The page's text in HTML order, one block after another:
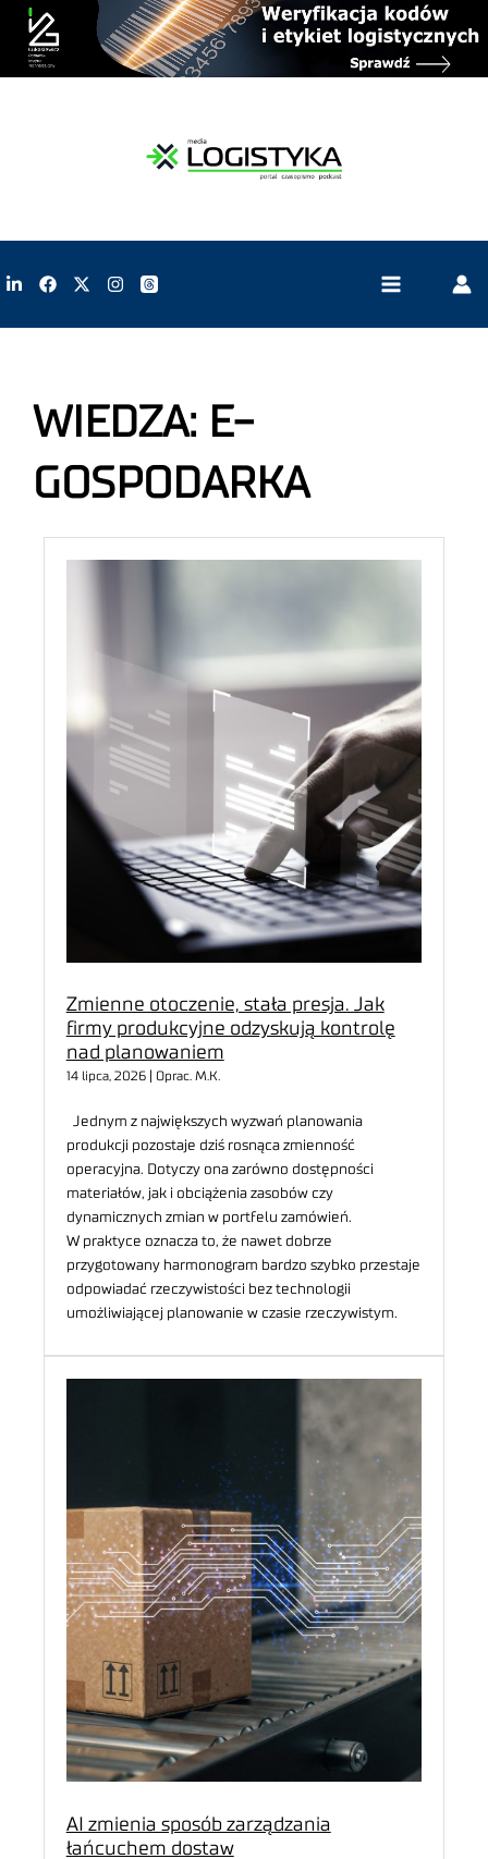
WIEDZA: E-
GOSPODARKA
Zmienne otoczenie, stała presja. Jak
firmy produkcyjne odzyskują kontrolę
nad planowaniem
14 lipca, 2026 | Oprac. M.K.
Jednym z największych wyzwań planowania
produkcji pozostaje dziś rosnąca zmienność
operacyjna. Dotyczy ona zarówno dostępności
materiałów, jak i obciążenia zasobów czy
dynamicznych zmian w portfelu zamówień.
W praktyce oznacza to, że nawet dobrze
przygotowany harmonogram bardzo szybko przestaje
odpowiadać rzeczywistości bez technologii
umożliwiającej planowanie w czasie rzeczywistym.
AI zmienia sposób zarządzania
łańcuchem dostaw